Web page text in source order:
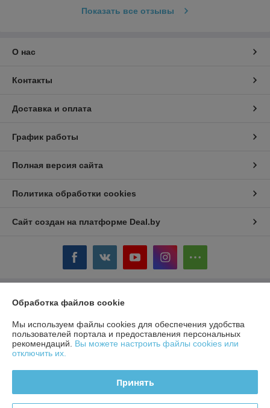
Показать все отзывы
О нас
Контакты
Доставка и оплата
График работы
Полная версия сайта
Политика обработки cookies
Сайт создан на платформе Deal.by
Информация для покупателя
Юридическое лицо: ЧТУП «БелТоргХолод»
220036, Республика Беларусь, г.Минск, пер. Домашевский, 9-9
Регистрационный номер ЕГР: 190859074
Регистрационный орган: Минский горисполком
Обработка файлов cookie
Мы используем файлы cookies для обеспечения удобства
пользователей портала и предоставления персональных
рекомендаций. Вы можете настроить файлы cookies или
отключить их.
Принять